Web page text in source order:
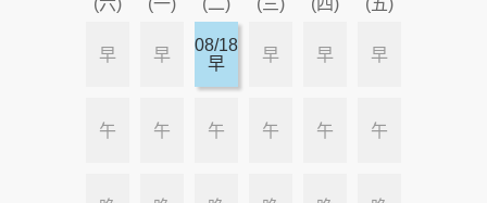
(六)
(一)
(二)
(三)
(四)
(五)
早 早
08/18
早
早 早 早
午 午 午 午 午 午